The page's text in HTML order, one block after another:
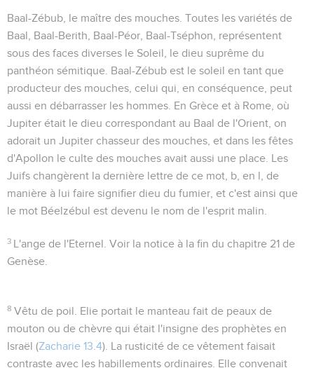
Baal-Zébub le maître des mouches . Toutes les variétés de
Baal, Baal-Berith, Baal-Péor, Baal-Tséphon, représentent
sous des faces diverses le Soleil, le dieu suprême du
panthéon sémitique. Baal-Zébub est le soleil en tant que
producteur des mouches, celui qui, en conséquence, peut
aussi en débarrasser les hommes. En Grèce et à Rome, où
Jupiter était le dieu correspondant au Baal de l'Orient, on
adorait un Jupiter chasseur des mouches, et dans les fêtes
d'Apollon le culte des mouches avait aussi une place. Les
Juifs changèrent la dernière lettre de ce mot, b , en l , de
manière à lui faire signifier dieu du fumier , et c'est ainsi que
le mot Béelzébul est devenu le nom de l'esprit malin.
3 L'ange de l'Eternel . Voir la notice à la fin du chapitre 21 de
Genèse.
8 Vêtu de poil . Elie portait le manteau fait de peaux de
mouton ou de chèvre qui était l'insigne des prophètes en
Israël (Zacharie 13.4). La rusticité de ce vêtement faisait
contraste avec les habillements ordinaires. Elle convenait